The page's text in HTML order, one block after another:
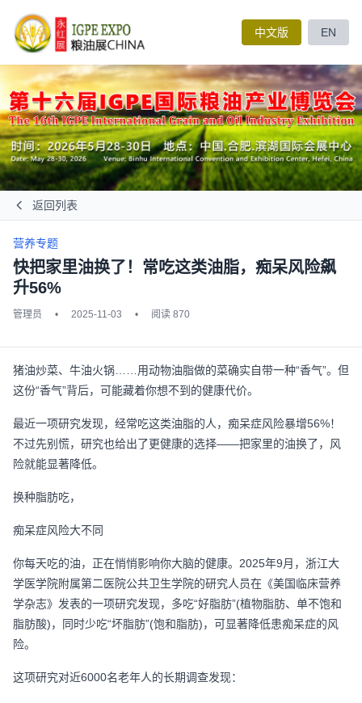
中文版 EN
返回列表
营养专题
快把家里油换了！常吃这类油脂，痴呆风险飙
升56%
管理员 • 2025-11-03 • 阅读 870
猪油炒菜、牛油火锅……用动物油脂做的菜确实自带一种“香气”。但
这份“香气”背后，可能藏着你想不到的健康代价。
最近一项研究发现，经常吃这类油脂的人，痴呆症风险暴增56%！
不过先别慌，研究也给出了更健康的选择——把家里的油换了，风
险就能显著降低。
换种脂肪吃，
痴呆症风险大不同
你每天吃的油，正在悄悄影响你大脑的健康。2025年9月，浙江大
学医学院附属第二医院公共卫生学院的研究人员在《美国临床营养
学杂志》发表的一项研究发现，多吃“好脂肪”(植物脂肪、单不饱和
脂肪酸)，同时少吃“坏脂肪”(饱和脂肪)，可显著降低患痴呆症的风
险。
这项研究对近6000名老年人的长期调查发现：